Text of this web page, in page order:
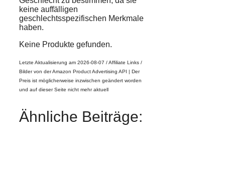
keine auffälligen
geschlechtsspezifischen Merkmale
haben.
Keine Produkte gefunden.
Letzte Aktualisierung am 2026-08-07 / Affiliate Links /
Bilder von der Amazon Product Advertising API | Der
Preis ist möglicherweise inzwischen geändert worden
und auf dieser Seite nicht mehr aktuell
Ähnliche Beiträge: